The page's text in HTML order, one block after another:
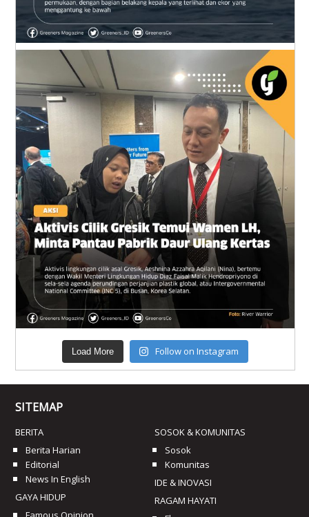
Load More Follow on Instagram
SITEMAP
BERITA
Berita Harian
Editorial
News In English
GAYA HIDUP
SOSOK & KOMUNITAS
Sosok
Komunitas
IDE & INOVASI
RAGAM HAYATI